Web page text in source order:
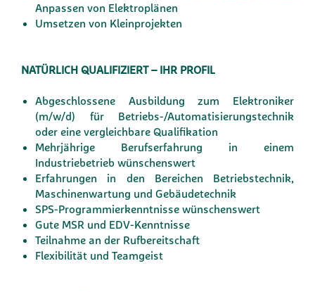
Anpassen von Elektroplänen
Umsetzen von Kleinprojekten
NATÜRLICH QUALIFIZIERT – IHR PROFIL
Abgeschlossene Ausbildung zum Elektroniker
(m/w/d) für Betriebs-/Automatisierungstechnik
oder eine vergleichbare Qualifikation
Mehrjährige Berufserfahrung in einem
Industriebetrieb wünschenswert
Erfahrungen in den Bereichen Betriebstechnik,
Maschinenwartung und Gebäudetechnik
SPS-Programmierkenntnisse wünschenswert
Gute MSR und EDV-Kenntnisse
Teilnahme an der Rufbereitschaft
Flexibilität und Teamgeist